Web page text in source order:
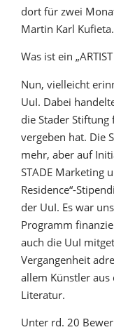
dort für zwei
Martin Karl Kufieta.
Was ist ein „ARTIST
Nun, vielleicht
UuI. Dabei
die Stader
vergeben hat. Die
mehr, aber auf
STADE Marketing
Residence“-
der UuI. Es war
Programm
auch die UuI
Vergangenheit
allem Künstler
Literatur.
Unter rd. 20